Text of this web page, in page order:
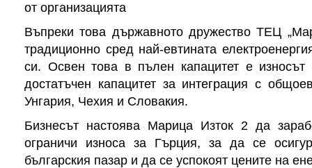
от организацията
Въпреки това държавното дружество ТЕЦ
традиционно сред най-евтината
си. Освен това в пълен капацитет е
достатъчен капацитет за интеграция с
Унгария, Чехия и Словакия.
Бизнесът настоява Марица Изток 2 да
ограничи износа за Гърция, за да се
българския пазар и да се успокоят цените на